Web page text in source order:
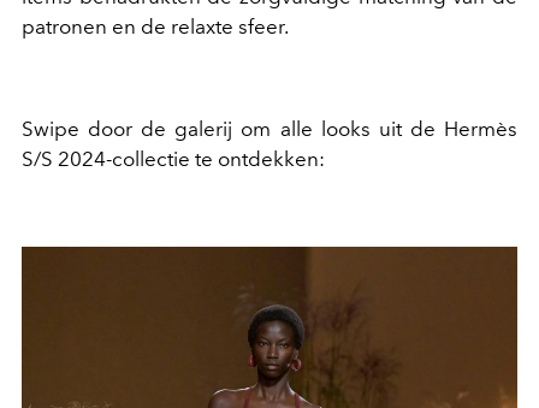
patronen en de relaxte sfeer.
Swipe door de galerij om alle looks uit de Hermès
S/S 2024-collectie te ontdekken: